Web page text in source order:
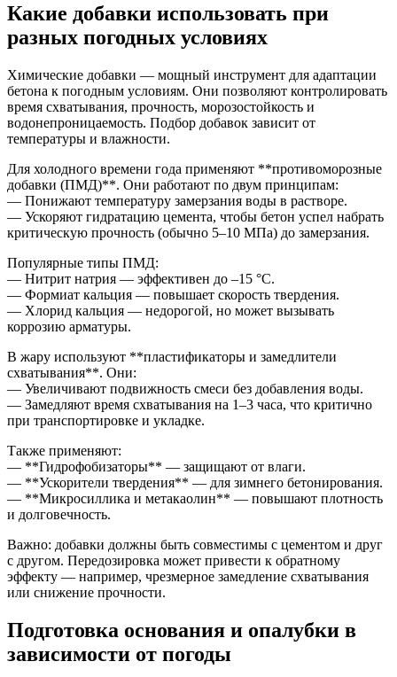
Какие добавки использовать при
разных погодных условиях
Химические добавки — мощный инструмент для адаптации
бетона к погодным условиям. Они позволяют контролировать
время схватывания, прочность, морозостойкость и
водонепроницаемость. Подбор добавок зависит от
температуры и влажности.
Для холодного времени года применяют **противоморозные
добавки (ПМД)**. Они работают по двум принципам:
— Понижают температуру замерзания воды в растворе.
— Ускоряют гидратацию цемента, чтобы бетон успел набрать
критическую прочность (обычно 5–10 МПа) до замерзания.
Популярные типы ПМД:
— Нитрит натрия — эффективен до –15 °C.
— Формиат кальция — повышает скорость твердения.
— Хлорид кальция — недорогой, но может вызывать
коррозию арматуры.
В жару используют **пластификаторы и замедлители
схватывания**. Они:
— Увеличивают подвижность смеси без добавления воды.
— Замедляют время схватывания на 1–3 часа, что критично
при транспортировке и укладке.
Также применяют:
— **Гидрофобизаторы** — защищают от влаги.
— **Ускорители твердения** — для зимнего бетонирования.
— **Микросиллика и метакаолин** — повышают плотность
и долговечность.
Важно: добавки должны быть совместимы с цементом и друг
с другом. Передозировка может привести к обратному
эффекту — например, чрезмерное замедление схватывания
или снижение прочности.
Подготовка основания и опалубки в
зависимости от погоды